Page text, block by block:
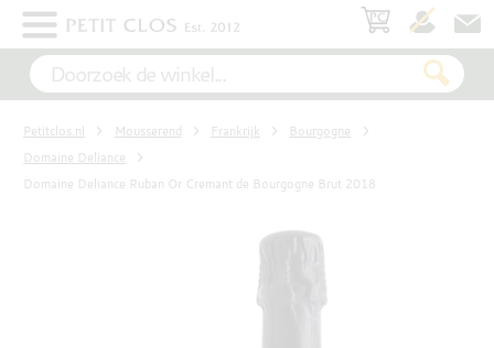
WIT
ROSÉ
Petitclos.nl Mousserend Frankrijk
Bourgogne
Domaine Deliance
Domaine Deliance Ruban Or Cremant de Bourgogne Brut 2018